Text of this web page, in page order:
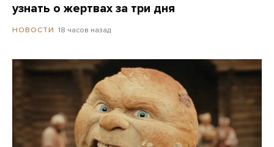
узнать о жертвах за три дня
НОВОСТИ 18 часов назад